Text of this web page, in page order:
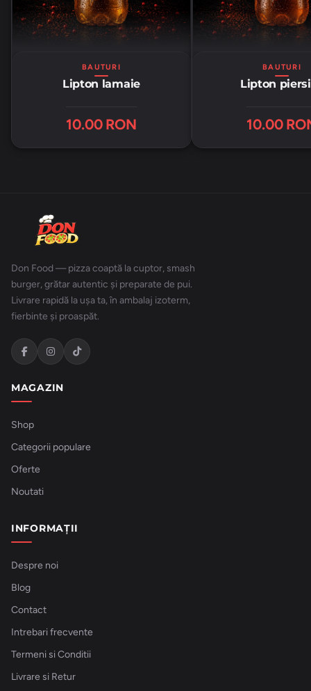
BAUTURI
Lipton lamaie
10.00 RON
BAUTURI
Lipton
10.00
Don Food — pizza coaptă la cuptor, smash
burger, grătar autentic și preparate de pui.
Livrare rapidă la ușa ta, în ambalaj izoterm,
fierbinte și proaspăt.
MAGAZIN
Shop
Categorii populare
Oferte
Noutati
INFORMAȚII
Despre noi
Blog
Contact
Intrebari frecvente
Termeni si Conditii
Livrare si Retur